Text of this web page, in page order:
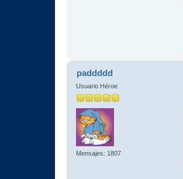
paddddd
Usuario Héroe
Mensajes: 1807